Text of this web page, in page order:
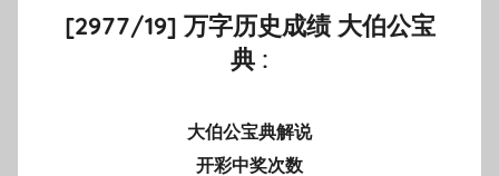
[2977/19] 万字历史成绩 大伯公宝
典 :
大伯公宝典解说
开彩中奖次数